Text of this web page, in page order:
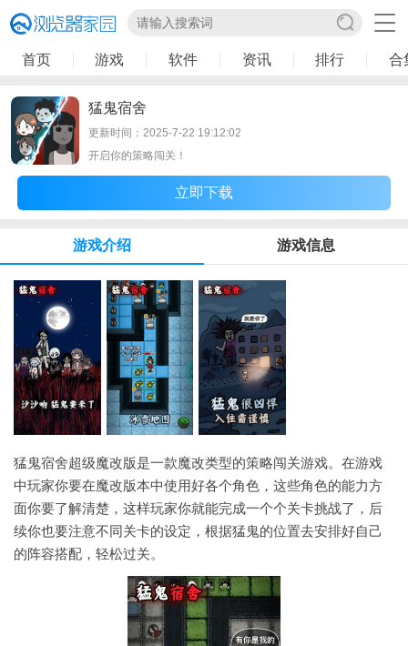
首页 游戏 软件 资讯 排行 合
猛鬼宿舍
更新时间：2025-7-22 19:12:02
开启你的策略闯关！
立即下载
游戏介绍 游戏信息
猛鬼宿舍超级魔改版是一款魔改类型的策略闯关游戏。在游戏
中玩家你要在魔改版本中使用好各个角色，这些角色的能力方
面你要了解清楚，这样玩家你就能完成一个个关卡挑战了，后
续你也要注意不同关卡的设定，根据猛鬼的位置去安排好自己
的阵容搭配，轻松过关。